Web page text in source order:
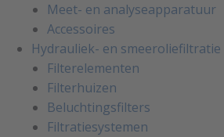
Meet- en analyseapparatuur
Accessoires
Hydrauliek- en smeeroliefiltratie
Filterelementen
Filterhuizen
Beluchtingsfilters
Filtratiesystemen